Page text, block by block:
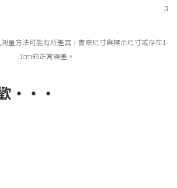
量方法可能有所差異，實際尺寸與標示尺寸或存在1-
3cm的正常誤差。
歡‧‧‧